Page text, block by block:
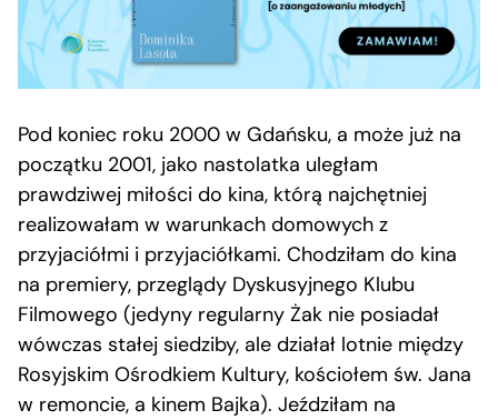
Pod koniec roku 2000 w Gdańsku, a może już na
początku 2001, jako nastolatka uległam
prawdziwej miłości do kina, którą najchętniej
realizowałam w warunkach domowych z
przyjaciółmi i przyjaciółkami. Chodziłam do kina
na premiery, przeglądy Dyskusyjnego Klubu
Filmowego (jedyny regularny Żak nie posiadał
wówczas stałej siedziby, ale działał lotnie między
Rosyjskim Ośrodkiem Kultury, kościołem św. Jana
w remoncie, a kinem Bajka). Jeździłam na